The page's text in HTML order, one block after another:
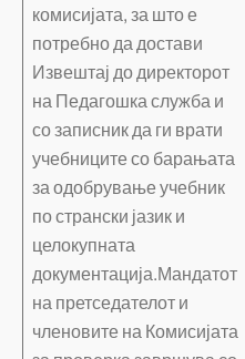
комисијата, за што е
потребно да достави
Извештај до директорот
на Педагошка служба и
со записник да ги врати
учебниците со барањата
за одобрување учебник
по странски јазик и
целокупната
документација.Мандатот
на претседателот и
членовите на Комисијата